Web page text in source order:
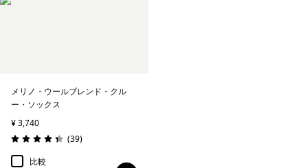
メリノ・ウールブレンド・クル
ー・ソックス
¥ 3,740
評価: 4.3 / 5
(39レビュー
)
比較